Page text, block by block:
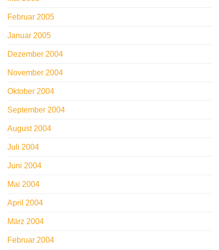
Februar 2005
Januar 2005
Dezember 2004
November 2004
Oktober 2004
September 2004
August 2004
Juli 2004
Juni 2004
Mai 2004
April 2004
März 2004
Februar 2004